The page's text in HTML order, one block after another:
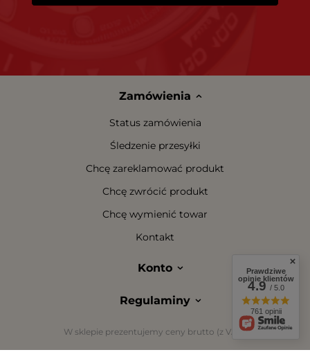
Zamówienia
Status zamówienia
Śledzenie przesyłki
Chcę zareklamować produkt
Chcę zwrócić produkt
Chcę wymienić towar
Kontakt
Konto
Regulaminy
W sklepie prezentujemy ceny brutto (z VAT).
Prawdziwe
opinie klientów
4.9/ 5.0
761 opinii